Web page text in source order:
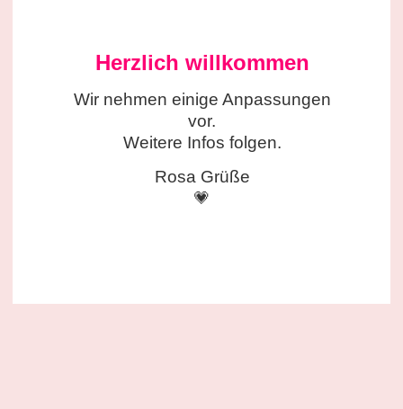
Herzlich willkommen
Wir nehmen einige Anpassungen
vor.
Weitere Infos folgen.
Rosa Grüße
💗